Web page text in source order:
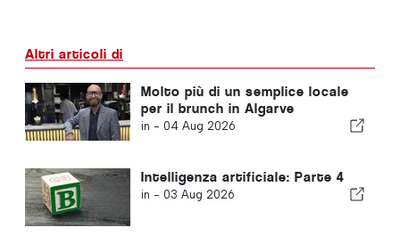
Altri articoli di
Molto più di un semplice locale
per il brunch in Algarve
in - 04 Aug 2026
Intelligenza artificiale: Parte 4
in - 03 Aug 2026